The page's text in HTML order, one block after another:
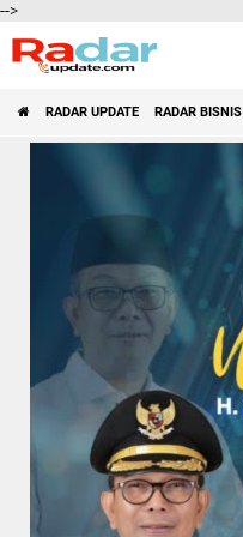
-->
RADAR UPDATE RADAR BISNIS